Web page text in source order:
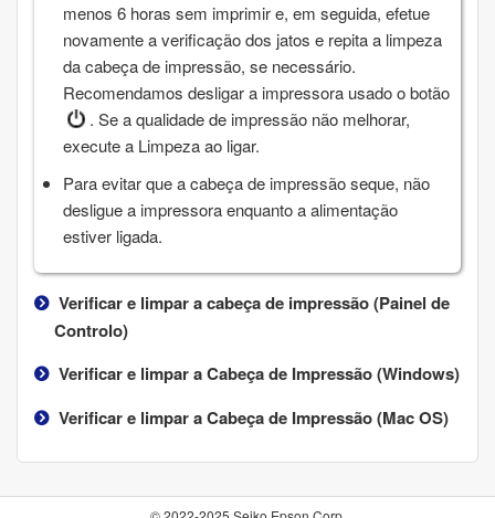
menos 6horas sem imprimir e, em seguida, efetue
novamente a verificação dos jatos e repita a limpeza
da cabeça de impressão, se necessário.
Recomendamos desligar a impressora usado o botão
. Se a qualidade de impressão não melhorar,
execute a Limpeza ao ligar.
Para evitar que a cabeça de impressão seque, não
desligue a impressora enquanto a alimentação
estiver ligada.
Verificar e limpar a cabeça de impressão (Painel de
Controlo)
Verificar e limpar a Cabeça de Impressão (Windows)
Verificar e limpar a Cabeça de Impressão (Mac OS)